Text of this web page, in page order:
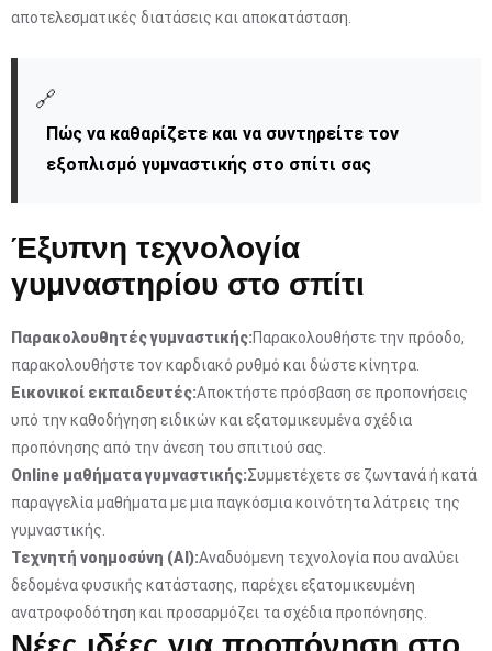
αποτελεσματικές διατάσεις και αποκατάσταση.
🔗
Πώς να καθαρίζετε και να συντηρείτε τον
εξοπλισμό γυμναστικής στο σπίτι σας
Έξυπνη τεχνολογία
γυμναστηρίου στο σπίτι
Παρακολουθητές γυμναστικής:Παρακολουθήστε την πρόοδο,
παρακολουθήστε τον καρδιακό ρυθμό και δώστε κίνητρα.
Εικονικοί εκπαιδευτές:Αποκτήστε πρόσβαση σε προπονήσεις
υπό την καθοδήγηση ειδικών και εξατομικευμένα σχέδια
προπόνησης από την άνεση του σπιτιού σας.
Online μαθήματα γυμναστικής:Συμμετέχετε σε ζωντανά ή κατά
παραγγελία μαθήματα με μια παγκόσμια κοινότητα λάτρεις της
γυμναστικής.
Τεχνητή νοημοσύνη (AI):Αναδυόμενη τεχνολογία που αναλύει
δεδομένα φυσικής κατάστασης, παρέχει εξατομικευμένη
ανατροφοδότηση και προσαρμόζει τα σχέδια προπόνησης.